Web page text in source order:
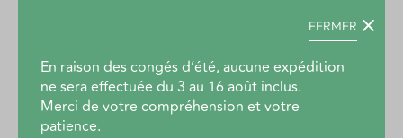
FERMER
En raison des congés d’été, aucune expédition
ne sera effectuée du 3 au 16 août inclus.
Merci de votre compréhension et votre
patience.